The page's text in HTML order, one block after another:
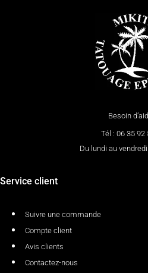
Besoin
Tél : 06 35 92
Du lundi au
Service client
Suivre une commande
Compte client
Avis clients
Contactez-nous